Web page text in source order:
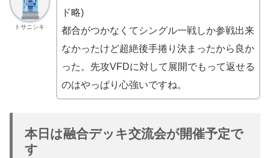
トサニシキ
ド略)
都合がつかなくてシングル一戦しか参戦出来
なかったけど超絶後手捲り決まったから良か
った。先攻VFDに対して展開でもって返せる
のはやっぱり心強いですね。
本日は融合デッキ交流会が開催予定で
す